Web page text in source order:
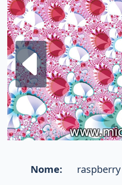
Nome:
raspberry